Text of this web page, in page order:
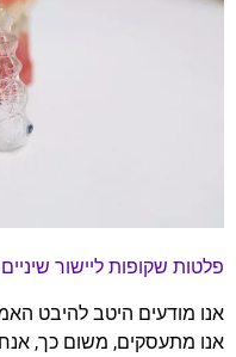
פלטות שקופות ליישור שיניים
אנו מודעים היטב להיבט
אנו מתעסקים, משום כך,